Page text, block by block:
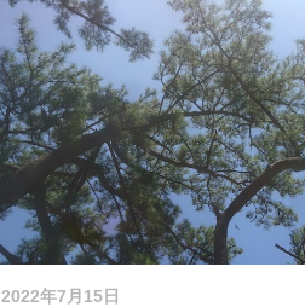
2022年7月15日